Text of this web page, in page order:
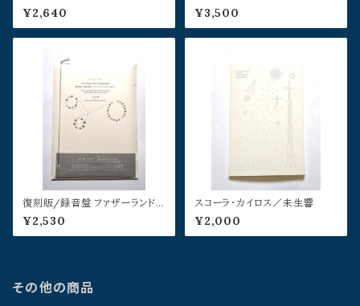
五号:ポエジーが降ってくる
¥2,640 ¥3,500
復刻版/録音盤 ファザーランド・
ジャンボリー
¥2,530
スコーラ・カイロス／未生響
¥2,000
その他の商品